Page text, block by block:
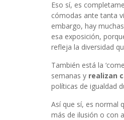
Eso sí, es
cómodas ante tanta
embargo, hay
esa exposición,
refleja la diversidad
También está la
semanas y realizan
políticas de igualdad
Así que sí, es normal
más de ilusión o con